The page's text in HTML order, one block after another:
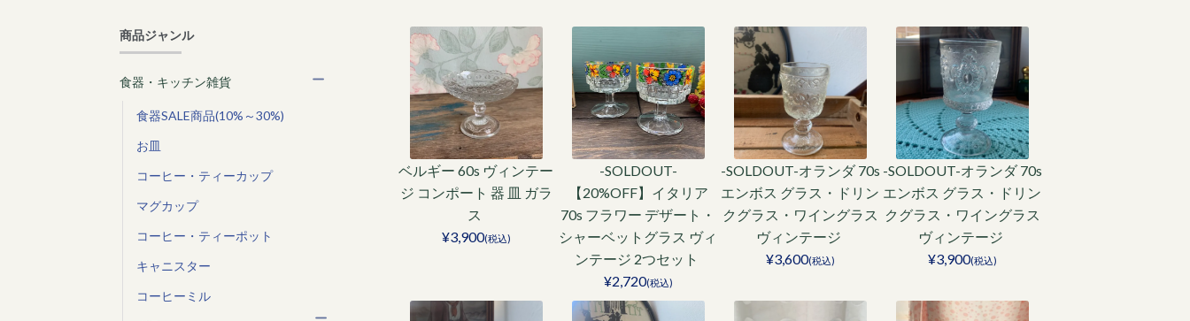
ベルギー 60s ヴィンテー
ジ コンポート 器 皿 ガラ
ス
¥3,900(税込)
-SOLDOUT-
【20%OFF】イタリア
70s フラワー デザート・
シャーベットグラス ヴィ
ンテージ 2つセット
¥2,720(税込)
-SOLDOUT-オランダ 70s
エンボス グラス・ドリン
クグラス・ワイングラス
ヴィンテージ
¥3,600(税込)
-SOLDOUT-オランダ 70s
エンボス グラス・ドリン
クグラス・ワイングラス
ヴィンテージ
¥3,900(税込)
商品ジャンル
食器・キッチン雑貨
食器SALE商品(10%～30%)
お皿
コーヒー・ティーカップ
マグカップ
コーヒー・ティーポット
キャニスター
コーヒーミル